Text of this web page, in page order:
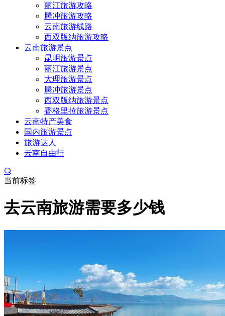
丽江旅游攻略
腾冲旅游攻略
云南旅游线路
西双版纳旅游攻略
云南旅游景点
昆明旅游景点
丽江旅游景点
大理旅游景点
腾冲旅游景点
西双版纳旅游景点
香格里拉旅游景点
云南特产美食
国内旅游景点
旅游达人
云南自由行
当前标签
去云南旅游需要多少钱